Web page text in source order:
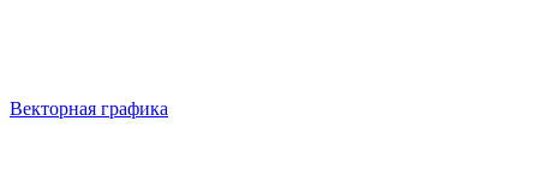
Векторная графика